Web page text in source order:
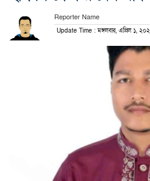
Reporter Name
Update Time : মঙ্গলবার, এপ্রিল ১,